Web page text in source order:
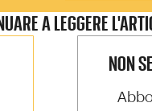
A LEGGERE
NON